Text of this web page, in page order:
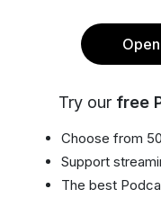
Try our free
Choose from
Support
The best